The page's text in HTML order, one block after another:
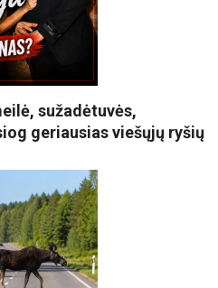
sužadėtuvės,
geriausias viešųjų ryšių